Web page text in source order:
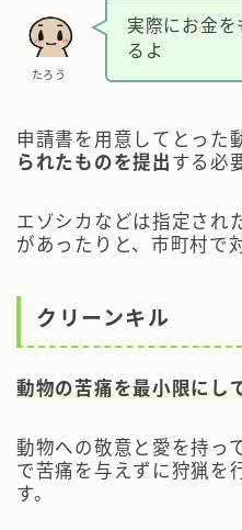
たろう
実際にお金
るよ
申請書を用意してとった
られたものを提出 する必
エゾシカなどは指定され
があったりと、市町村で
クリーンキル
動物の苦痛を最小限にし
動物への敬意と愛を持っ
で苦痛を与えずに狩猟を
す。